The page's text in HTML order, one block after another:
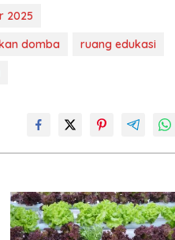
2025
domba
ruang edukasi